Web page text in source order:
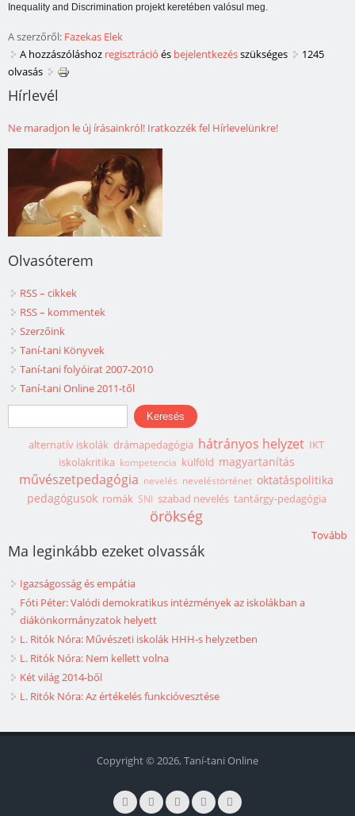
Inequality and Discrimination projekt keretében valósul meg.
A szerzőről: Fazekas Elek
A hozzászóláshoz regisztráció és bejelentkezésszükséges
1245
olvasás
Hírlevél
Ne maradjon le új írásainkról! Iratkozzék fel Hírlevelünkre!
Olvasóterem
RSS – cikkek
RSS – kommentek
Szerzőink
Taní-tani Könyvek
Taní-tani folyóirat 2007-2010
Taní-tani Online 2011-től
Keresés űrlap
Keresés
alternatív iskolák drámapedagógia hátrányos helyzet IKT
iskolakritika kompetencia külföld magyartanítás
művészetpedagógia nevelés neveléstörténet oktatáspolitika
pedagógusok romák SNI szabad nevelés tantárgy-pedagógia
örökség
Tovább
Ma leginkább ezeket olvassák
Igazságosság és empátia
Fóti Péter: Valódi demokratikus intézmények az iskolákban a
diákönkormányzatok helyett
L. Ritók Nóra: Művészeti iskolák HHH-s helyzetben
L. Ritók Nóra: Nem kellett volna
Két világ 2014-ből
L. Ritók Nóra: Az értékelés funkcióvesztése
Copyright © 2026, Taní-tani Online